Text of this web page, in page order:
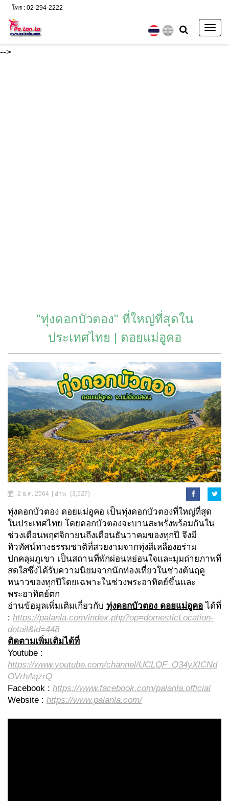
-->
โทร : 02-294-2222
"ทุ่งดอกบัวตอง" ที่ใหญ่ที่สุดใน
ประเทศไทย | ดอยแม่อูคอ
2 ธ.ค. 2564 | อ่าน (3,527)
ทุ่งดอกบัวตอง ดอยแม่อูคอ เป็นทุ่งดอกบัวตองที่ใหญ่ที่สุด
ในประเทศไทย โดยดอกบัวตองจะบานสะพรั่งพร้อมกันใน
ช่วงเดือนพฤศจิกายนถึงเดือนธันวาคมของทุกปี จึงมี
ทิวทัศน์ทางธรรมชาติที่สวยงามจากทุ่งสีเหลืองอร่าม
ปกคลุมภูเขา เป็นสถานที่พักผ่อนหย่อนใจและมุมถ่ายภาพที่
สดใสซึ่งได้รับความนิยมจากนักท่องเที่ยวในช่วงต้นฤดู
หนาวของทุกปีโดยเฉพาะในช่วงพระอาทิตย์ขึ้นและ
พระอาทิตย์ตก
อ่านข้อมูลเพิ่มเติมเกี่ยวกับ ทุ่งดอกบัวตอง ดอยแม่อูคอ ได้ที่
: https://palanla.com/index.php?op=domesticLocation-
detail&id=448
ติดตามเพิ่มเติมได้ที่
Youtube :
https://www.youtube.com/channel/UCLQF_Q34yXICNd
OVrhAqzrQ
Facebook : https://www.facebook.com/palanla.official
Website : https://www.palanla.com/